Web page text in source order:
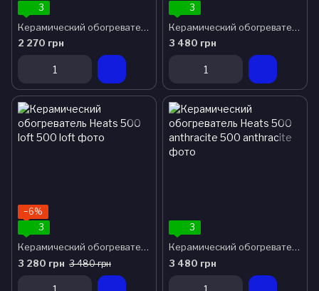
3
Керамический обогреватель Heats 200 Stone
2 270 грн
3
Керамический обогреватель Heats 500 stone
3 480 грн
−6%
3
Керамический обогреватель Heats 500 loft
3 280 грн 3 480 грн
3
Керамический обогреватель Heats 500 anthracite
3 480 грн